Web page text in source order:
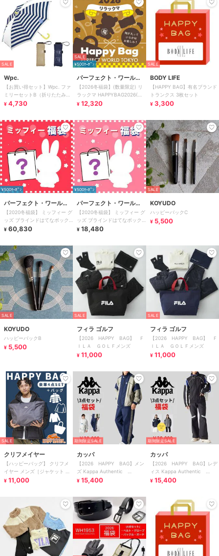
SALE
Wpc.
【お買い得セット】Wpc. ファ
ミリーセットB（折りたたみ雨
傘×2本 / キッズ雨傘）
¥ 4,730
SALE
¥500ｸｰﾎﾟﾝ
パーフェクト・ワール
ド・トーキョー
【2026冬福袋】(数量限定) リ
ラックマ HAPPYBAG2026(ハ
ッピーバッグ）
¥ 12,320
SALE
BODY LIFE
【HAPPY BAG】有名ブランド
トランクス 3枚セット
¥ 3,300
¥500ｸｰﾎﾟﾝ
パーフェクト・ワール
ド・トーキョー
【2020冬福袋】 ミッフィー グ
ッズ ブラインドはてなボック
ス
¥ 60,830
¥500ｸｰﾎﾟﾝ
パーフェクト・ワール
ド・トーキョー
【2020冬福袋】 ミッフィー グ
ッズ ブラインドはてなボック
ス
¥ 18,480
SALE
KOYUDO
ハッピーバックC
¥ 5,500
SALE
KOYUDO
ハッピーバックB
¥ 5,500
SALE
フィラ ゴルフ
【2026 HAPPY BAG】 Ｆ
ＩＬＡ ＧＯＬＦメンズ
¥ 11,000
SALE
フィラ ゴルフ
【2026 HAPPY BAG】 Ｆ
ＩＬＡ ＧＯＬＦメンズ
¥ 11,000
SALE
クリフメイヤー
【ハッピーバッグ】 クリフメ
イヤー メンズ［ジャケット ベ
スト スウェット 長袖Tシャツ
¥ 11,000
期間限定SALE
カッパ
【2026 HAPPY BAG】メン
ズ Kappa Authentic
HAPPY BAG
¥ 15,400
期間限定SALE
カッパ
【2026 HAPPY BAG】レデ
ィス Kappa Authentic
HAPPY BAG
¥ 15,400